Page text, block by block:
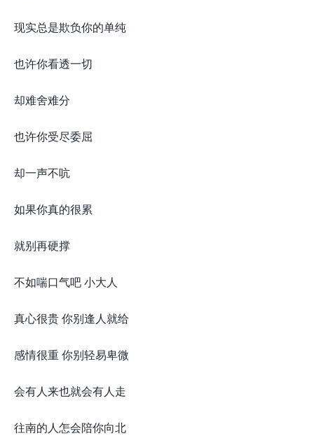
现实总是欺负你的单纯
也许你看透一切
却难舍难分
也许你受尽委屈
却一声不吭
如果你真的很累
就别再硬撑
不如喘口气吧 小大人
真心很贵 你别逢人就给
感情很重 你别轻易卑微
会有人来也就会有人走
往南的人怎会陪你向北